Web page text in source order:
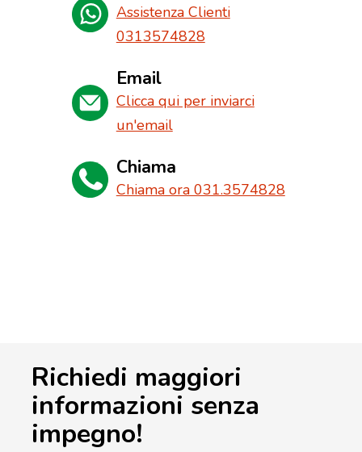
Assistenza Clienti
0313574828
Email
Clicca qui per inviarci
un'email
Chiama
Chiama ora 031.3574828
Richiedi maggiori
informazioni senza
impegno!